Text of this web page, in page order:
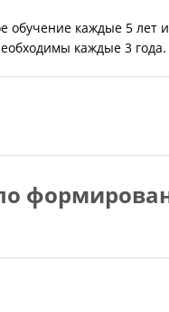
обучение каждые 5 лет
каждые 3 года.